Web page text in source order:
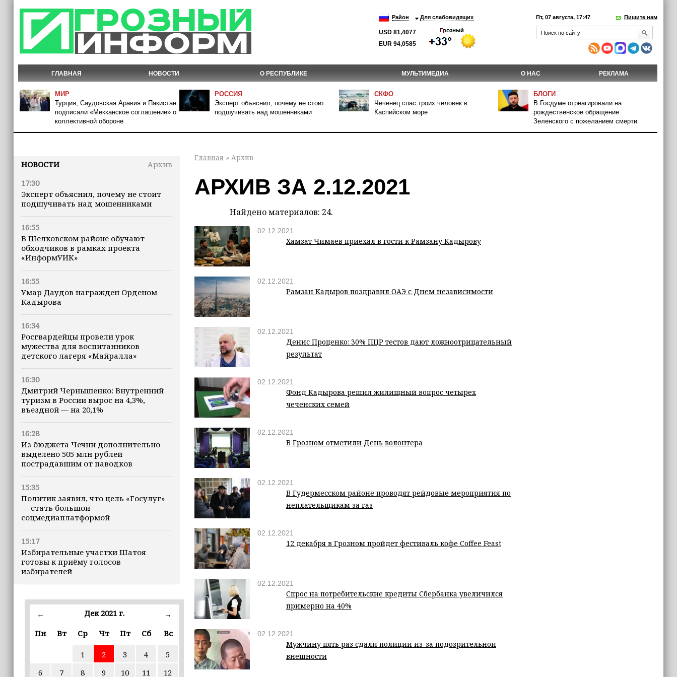
Район Для слабовидящих
USD 81,4077
EUR 94,0585
Пт, 07 августа, 17:47 Пишите нам
ГЛАВНАЯ НОВОСТИ О РЕСПУБЛИКЕ МУЛЬТИМЕДИА О НАС РЕКЛАМА
МИР
Турция, Саудовская Аравия и Пакистан
подписали «Мекканское соглашение» о
коллективной обороне
РОССИЯ
Эксперт объяснил, почему не стоит
подшучивать над мошенниками
СКФО
Чеченец спас троих человек в
Каспийском море
БЛОГИ
В Госдуме отреагировали на
рождественское обращение
Зеленского с пожеланием смерти
НОВОСТИ
Архив
17:30
Эксперт объяснил, почему не стоит
подшучивать над мошенниками
16:55
В Шелковском районе обучают
обходчиков в рамках проекта
«ИнформУИК»
16:55
Умар Даудов награжден Орденом
Кадырова
16:34
Росгвардейцы провели урок
мужества для воспитанников
детского лагеря «Майралла»
16:30
Дмитрий Чернышенко: Внутренний
туризм в России вырос на 4,3%,
въездной — на 20,1%
16:28
Из бюджета Чечни дополнительно
выделено 505 млн рублей
пострадавшим от паводков
15:35
Политик заявил, что цель «Госулуг»
— стать большой
соцмедиаплатформой
15:17
Избирательные участки Шатоя
готовы к приёму голосов
избирателей
Турция, Саудовская Аравия и
Пакистан подписали «Мекканское
Кадыров: сдача в плен становится
для многих военнослужащих ВСУ
← Дек 2021 г.
→
Пн
Вт Ср Чт Пт Сб Вс
1 2 3 4
5
6
7 8 9 10 11 12
Главная » Архив
АРХИВ ЗА 2.12.2021
Найдено материалов: 24.
02.12.2021
Хамзат Чимаев приехал в гости к Рамзану Кадырову
02.12.2021
Рамзан Кадыров поздравил ОАЭ с Днем независимости
02.12.2021
Денис Проценко: 30% ПЦР тестов дают ложноотрицательный
результат
02.12.2021
Фонд Кадырова решил жилищный вопрос четырех
чеченских семей
02.12.2021
В Грозном отметили День волонтера
02.12.2021
В Гудермесском районе проводят рейдовые мероприятия по
неплательщикам за газ
02.12.2021
12 декабря в Грозном пройдет фестиваль кофе Coffee Feast
02.12.2021
Спрос на потребительские кредиты Сбербанка увеличился
примерно на 40%
02.12.2021
Мужчину пять раз сдали полиции из-за подозрительной
внешности